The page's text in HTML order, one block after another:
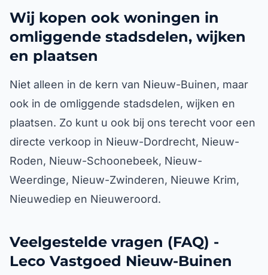
Wij kopen ook woningen in
omliggende stadsdelen, wijken
en plaatsen
Niet alleen in de kern van Nieuw-Buinen, maar
ook in de omliggende stadsdelen, wijken en
plaatsen. Zo kunt u ook bij ons terecht voor een
directe verkoop in Nieuw-Dordrecht, Nieuw-
Roden, Nieuw-Schoonebeek, Nieuw-
Weerdinge, Nieuw-Zwinderen, Nieuwe Krim,
Nieuwediep en Nieuweroord.
Veelgestelde vragen (FAQ) -
Leco Vastgoed Nieuw-Buinen